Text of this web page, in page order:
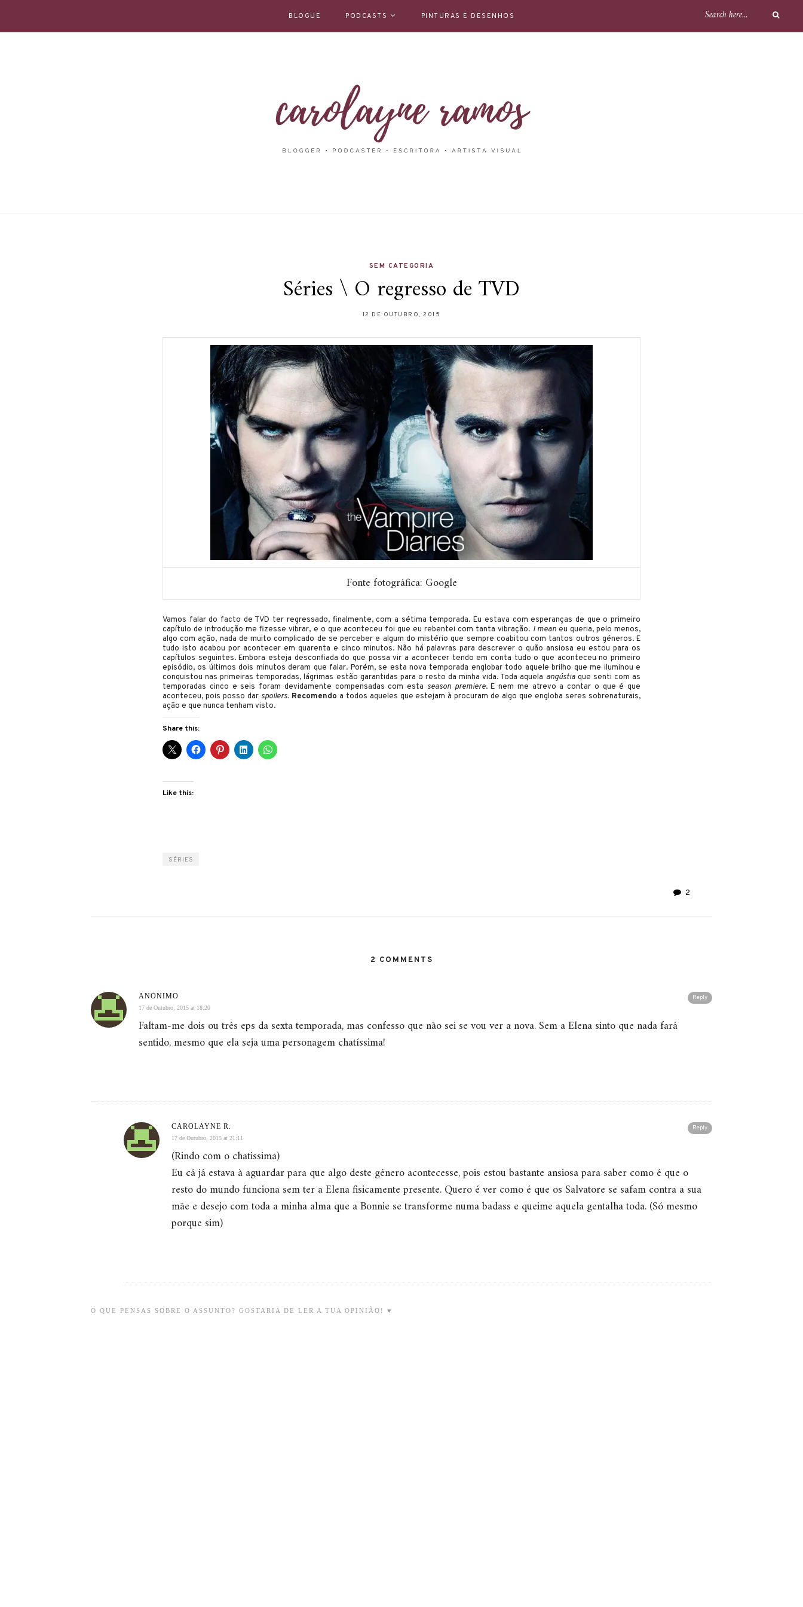
BLOGUE PODCASTS PINTURAS E DESENHOS
SEM CATEGORIA
Séries \ O regresso de TVD
12 DE OUTUBRO, 2015
Fonte fotográfica: Google
Vamos falar do facto de TVD ter regressado, finalmente, com a sétima temporada. Eu estava com esperanças de que o primeiro
capítulo de introdução me fizesse vibrar, e o que aconteceu foi que eu rebentei com tanta vibração. I mean eu queria, pelo menos,
algo com ação, nada de muito complicado de se perceber e algum do mistério que sempre coabitou com tantos outros géneros. E
tudo isto acabou por acontecer em quarenta e cinco minutos. Não há palavras para descrever o quão ansiosa eu estou para os
capítulos seguintes. Embora esteja desconfiada do que possa vir a acontecer tendo em conta tudo o que aconteceu no primeiro
episódio, os últimos dois minutos deram que falar. Porém, se esta nova temporada englobar todo aquele brilho que me iluminou e
conquistou nas primeiras temporadas, lágrimas estão garantidas para o resto da minha vida. Toda aquela angústia que senti com as
temporadas cinco e seis foram devidamente compensadas com esta season premiere. E nem me atrevo a contar o que é que
aconteceu, pois posso dar spoilers. Recomendo a todos aqueles que estejam à procuram de algo que engloba seres sobrenaturais,
ação e que nunca tenham visto.
Share this:
Like this:
SÉRIES
2
2 COMMENTS
Reply
ANÓNIMO
17 de Outubro, 2015 at 18:20
Faltam-me dois ou três eps da sexta temporada, mas confesso que não sei se vou ver a nova. Sem a Elena sinto que nada fará
sentido, mesmo que ela seja uma personagem chatíssima!
Reply
CAROLAYNE R.
17 de Outubro, 2015 at 21:11
(Rindo com o chatissima)
Eu cá já estava à aguardar para que algo deste género acontecesse, pois estou bastante ansiosa para saber como é que o
resto do mundo funciona sem ter a Elena fisicamente presente. Quero é ver como é que os Salvatore se safam contra a sua
mãe e desejo com toda a minha alma que a Bonnie se transforme numa badass e queime aquela gentalha toda. (Só mesmo
porque sim)
O QUE PENSAS SOBRE O ASSUNTO? GOSTARIA DE LER A TUA OPINIÃO! ♥